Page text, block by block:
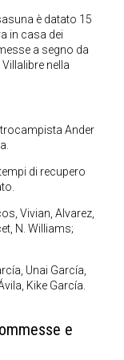
è datato 15
in casa dei
a segno da
nella
Ander
di recupero
Vivian, Alvarez,
N. Williams;
Unai García,
Kike García.
e